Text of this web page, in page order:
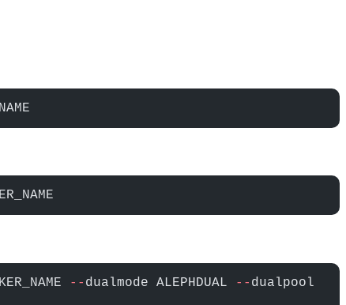
-- dualmode ALEPHDUAL --